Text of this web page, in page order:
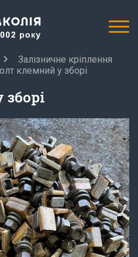
Залізничне кріплення
клемний у зборі